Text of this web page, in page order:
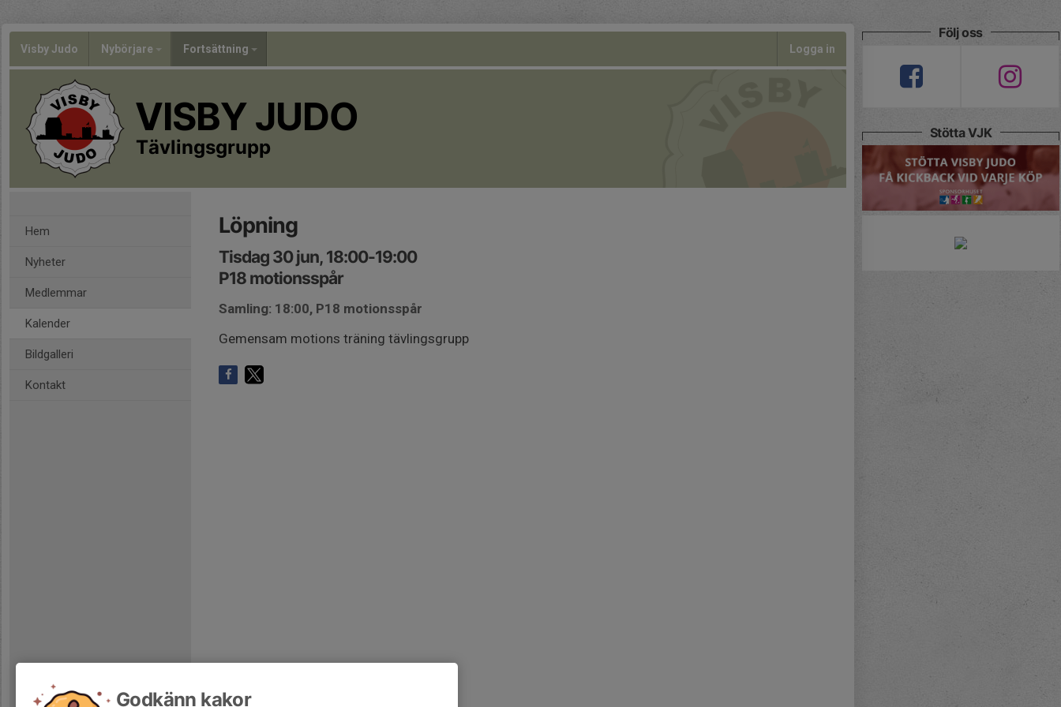
Visby Judo Nybörjare Fortsättning Logga in
VISBY JUDO
Tävlingsgrupp
Hem
Nyheter
Medlemmar
Kalender
Bildgalleri
Kontakt
Löpning
Tisdag 30 jun, 18:00-19:00
P18 motionsspår
Samling: 18:00, P18 motionsspår
Gemensam motions träning tävlingsgrupp
Följ oss
Stötta VJK
Godkänn kakor